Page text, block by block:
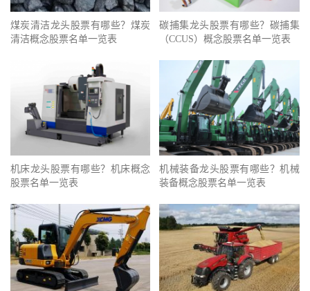
煤炭清洁龙头股票有哪些？煤炭
清洁概念股票名单一览表
碳捕集龙头股票有哪些？碳捕集
（CCUS）概念股票名单一览表
机床龙头股票有哪些？机床概念
股票名单一览表
机械装备龙头股票有哪些？机械
装备概念股票名单一览表